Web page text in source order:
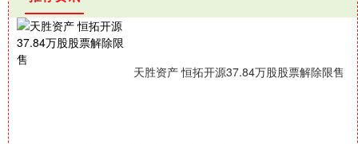
天胜资产 恒拓开源37.84万股股票解除限售